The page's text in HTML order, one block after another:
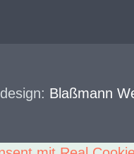
Blaßmann